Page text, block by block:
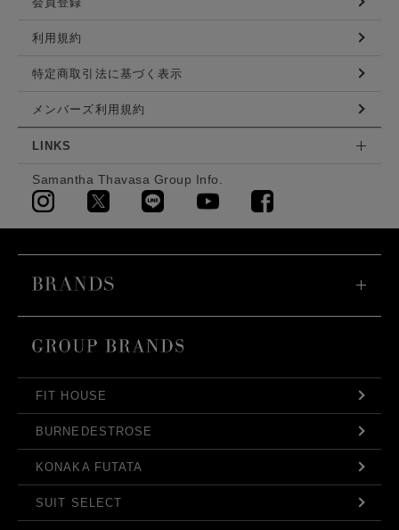
利用規約
特定商取引法に基づく表示
メンバーズ利用規約
LINKS
Samantha Thavasa Group Info.
FIT HOUSE
BURNEDESTROSE
KONAKA FUTATA
SUIT SELECT